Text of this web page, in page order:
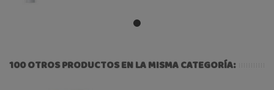
100 OTROS PRODUCTOS EN LA MISMA CATEGORÍA: